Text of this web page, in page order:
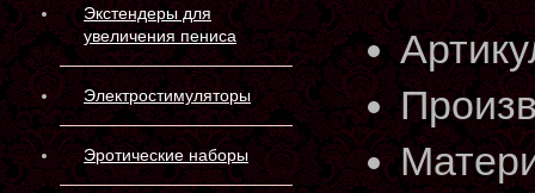
Экстендеры для
увеличения пениса
Электростимуляторы
Эротические наборы